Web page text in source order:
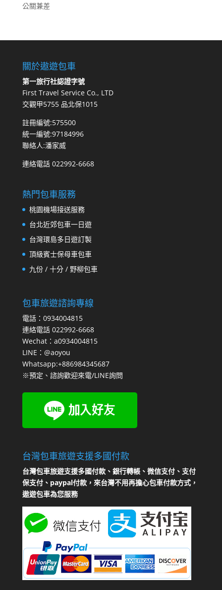
公關兼差
關於遨遊包車
第一旅行社認證字號
First Travel Service Co., LTD
交觀甲5755 品北保1015
註冊編號:575500
統一編號:97184996
聯絡人:潘家威
連絡電話 022992-6668
熱門包車服務
桃園機場接送服務
台北近郊包車一日遊
台灣環島多日遊訂製
頂級賓士保母車包車
九份 / 十分 / 野柳包車
包車旅遊諮詢專線
電話：0934004815
連絡電話 022992-6668
Wechat：a0934004815
LINE：@aoyou
Whatsapp:+886984345687
※預定、諮詢歡迎來電/LINE詢問
台灣包車旅遊支援多國付款
台灣包車旅遊支援多國付款、銀行轉帳、微信支付、支付
保支付、paypal付款，來台灣不用再擔心包車付款方式，
遨遊包車為您服務